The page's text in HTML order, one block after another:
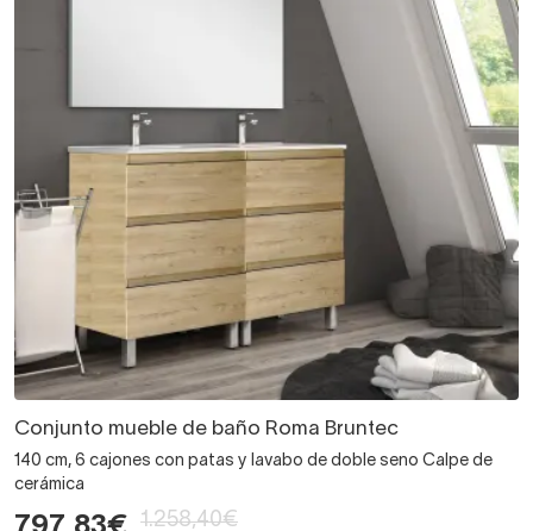
Conjunto mueble de baño Roma Bruntec
140 cm, 6 cajones con patas y lavabo de doble seno Calpe de
cerámica
1.258,40€